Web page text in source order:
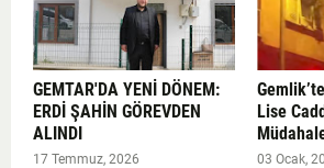
GEMTAR'DA YENİ DÖNEM:
ERDİ ŞAHİN GÖREVDEN
ALINDI
17 Temmuz, 2026
Lise
03 Ocak,